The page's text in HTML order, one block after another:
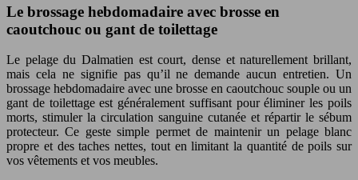
Le brossage hebdomadaire avec brosse en
caoutchouc ou gant de toilettage
Le pelage du Dalmatien est court, dense et naturellement brillant,
mais cela ne signifie pas qu’il ne demande aucun entretien. Un
brossage hebdomadaire avec une brosse en caoutchouc souple ou un
gant de toilettage est généralement suffisant pour éliminer les poils
morts, stimuler la circulation sanguine cutanée et répartir le sébum
protecteur. Ce geste simple permet de maintenir un pelage blanc
propre et des taches nettes, tout en limitant la quantité de poils sur
vos vêtements et vos meubles.